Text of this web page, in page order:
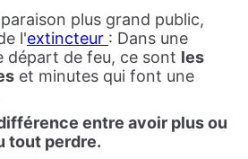
plus grand public,
l'extincteur : Dans une
départ de feu, ce sont les
et minutes qui font une
entre avoir plus ou
tout perdre.